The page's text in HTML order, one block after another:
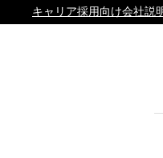
キャリア採用向け会社説